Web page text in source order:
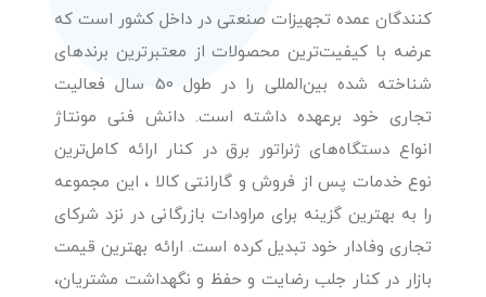
کنندگان عمده تجهیزات صنعتی در داخل کشور است که
عرضه با کیفیت‌ترین محصولات از معتبرترین برندهای
شناخته شده بین‌المللی را در طول 50 سال فعالیت
تجاری خود برعهده داشته است. دانش فنی مونتاژ
انواع دستگاه‌های ژنراتور برق در کنار ارائه کامل‌ترین
نوع خدمات پس از فروش و گارانتی کالا ، این مجموعه
را به بهترین گزینه برای مراودات بازرگانی در نزد شرکای
تجاری وفادار خود تبدیل کرده است. ارائه بهترین قیمت
بازار در کنار جلب رضایت و حفظ و نگهداشت مشتریان،